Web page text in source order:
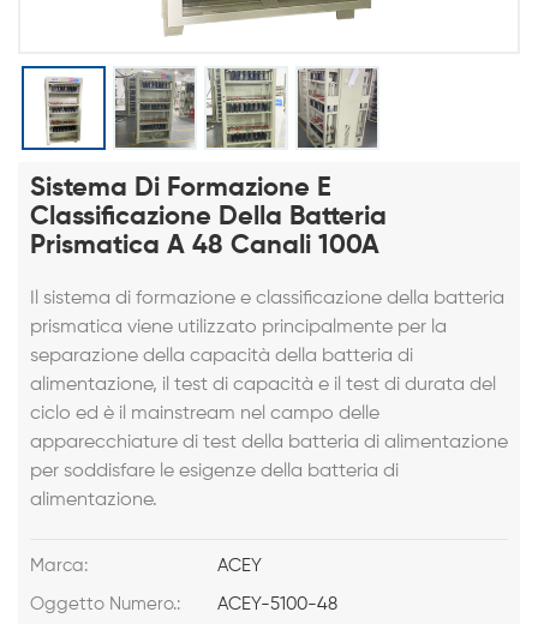
Sistema Di Formazione E
Classificazione Della Batteria
Prismatica A 48 Canali 100A
Il sistema di formazione e classificazione della batteria
prismatica viene utilizzato principalmente per la
separazione della capacità della batteria di
alimentazione, il test di capacità e il test di durata del
ciclo ed è il mainstream nel campo delle
apparecchiature di test della batteria di alimentazione
per soddisfare le esigenze della batteria di
alimentazione.
Marca: ACEY
Oggetto Numero.: ACEY-5100-48